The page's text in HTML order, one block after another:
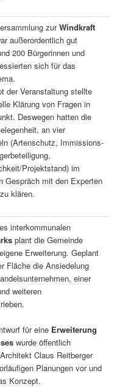
zurWindkraft
außerordentlich gut
200 Bürgerinnen und
sich für das
der Veranstaltung stellte
Klärung von Fragen in
Deswegen hatten die
an vier
(Artenschutz, Immissions-
Projektstand) im
Gespräch mit den Experten
klären.
interkommunalen
plant die Gemeinde
Erweiterung. Geplant
Fläche die Ansiedelung
einer
weiteren
für eine Erweiterung
wurde öffentlich
Claus Reitberger
Planungen vor und
Konzept.